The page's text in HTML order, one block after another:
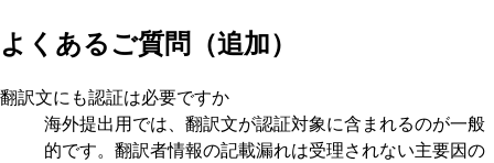
よくあるご質問（追加）
翻訳文にも認証は必要ですか
海外提出用では、翻訳文が認証対象に含まれるのが一般
的です。翻訳者情報の記載漏れは受理されない主要因の